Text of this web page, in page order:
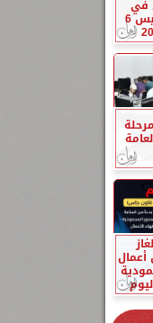
في
مصر اليوم الخميس 6
أعمال